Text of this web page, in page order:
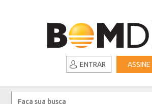
ENTRAR ASSINE